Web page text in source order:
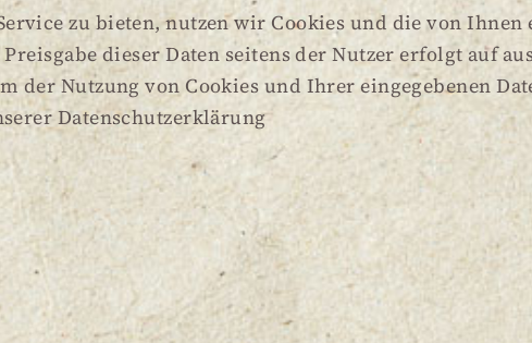
zu bieten, nutzen wir Cookies und die von
dieser Daten seitens der Nutzer erfolgt auf
der Nutzung von Cookies und Ihrer eingegebenen
Datenschutzerklärung